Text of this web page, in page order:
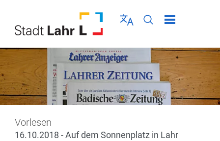
Sprache wählen
Seiten-Suche
Menü schließen
Vorlesen
16.10.2018 - Auf dem Sonnenplatz in Lahr